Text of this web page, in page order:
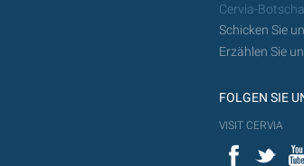
Cervia-
Schicken Sie
Erzählen Sie
FOLGEN SIE
VISIT CERVIA
Facebook